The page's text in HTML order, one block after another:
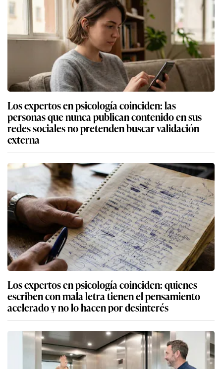
Los expertos en psicología coinciden: las
personas que nunca publican contenido en sus
redes sociales no pretenden buscar validación
externa
Los expertos en psicología coinciden: quienes
escriben con mala letra tienen el pensamiento
acelerado y no lo hacen por desinterés